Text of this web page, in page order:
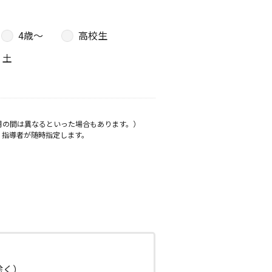
4歳〜
高校生
土
間は異なるといった場合もあります。）
導者が随時指定します。
）